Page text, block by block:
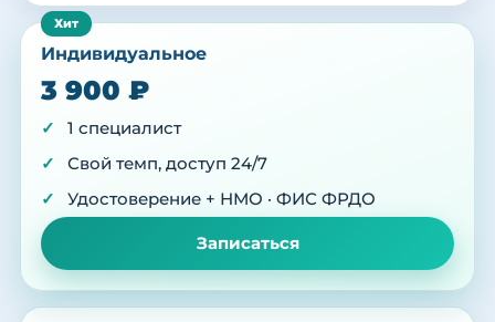
Индивидуальное
3 900 ₽
1 специалист
Свой темп, доступ 24/7
Удостоверение + НМО · ФИС ФРДО
Записаться